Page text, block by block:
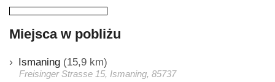
Miejsca w pobliżu
Ismaning (15,9 km)
Freisinger Strasse 15, Ismaning, 85737